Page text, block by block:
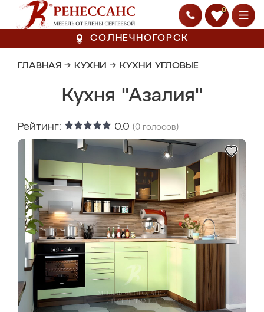
0
СОЛНЕЧНОГОРСК
ГЛАВНАЯ → КУХНИ → КУХНИ УГЛОВЫЕ
Кухня "Азалия"
Рейтинг: 0.0 (0 голосов)